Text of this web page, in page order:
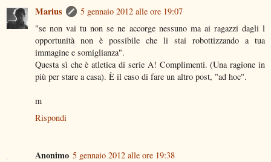
Marius
5 gennaio 2012 alle ore 19:07
"se non vai tu non se ne accorge nessuno ma ai ragazzi dagli l
opportunità non è possibile che li stai robottizzando a tua
immagine e somiglianza".
Questa sì che è atletica di serie A! Complimenti. (Una ragione in
più per stare a casa). È il caso di fare un altro post, "ad hoc".
m
Rispondi
Anonimo 5 gennaio 2012 alle ore 19:38